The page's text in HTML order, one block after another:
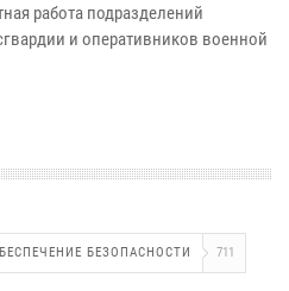
работа подразделений
и оперативников военной
БЕЗОПАСНОСТИ 711